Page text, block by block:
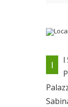
I
l